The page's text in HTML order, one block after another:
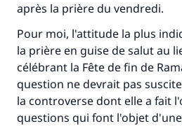
après la prière du vendredi.
Pour moi, l'attitude la plus
la prière en guise de salut au
célébrant la Fête de fin de
question ne devrait pas
la controverse dont elle a fait
questions qui font l'objet
(MOUSLIM
Soutenez